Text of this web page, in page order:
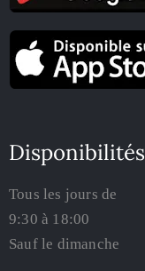
Disponibilités
Tous les jours de
9:30 à 18:00
Sauf le dimanche